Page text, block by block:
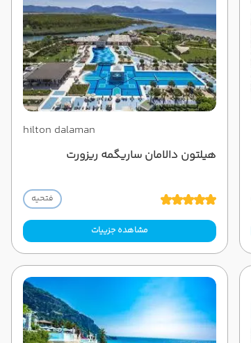
hilton dalaman
هیلتون دالامان ساریگمه ریزورت
فتحیه
مشاهده جزییات